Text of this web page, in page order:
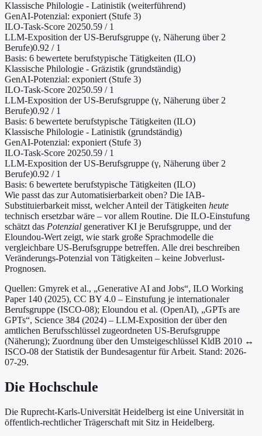
Klassische Philologie - Latinistik (weiterführend)
GenAI-Potenzial: exponiert (Stufe 3)
ILO-Task-Score 20250.59 / 1
LLM-Exposition der US-Berufsgruppe (γ, Näherung über 2
Berufe)0.92 / 1
Basis: 6 bewertete berufstypische Tätigkeiten (ILO)
Klassische Philologie - Gräzistik (grundständig)
GenAI-Potenzial: exponiert (Stufe 3)
ILO-Task-Score 20250.59 / 1
LLM-Exposition der US-Berufsgruppe (γ, Näherung über 2
Berufe)0.92 / 1
Basis: 6 bewertete berufstypische Tätigkeiten (ILO)
Klassische Philologie - Latinistik (grundständig)
GenAI-Potenzial: exponiert (Stufe 3)
ILO-Task-Score 20250.59 / 1
LLM-Exposition der US-Berufsgruppe (γ, Näherung über 2
Berufe)0.92 / 1
Basis: 6 bewertete berufstypische Tätigkeiten (ILO)
Wie passt das zur Automatisierbarkeit oben? Die IAB-
Substituierbarkeit misst, welcher Anteil der Tätigkeiten heute
technisch ersetzbar wäre – vor allem Routine. Die ILO-Einstufung
schätzt das Potenzial generativer KI je Berufsgruppe, und der
Eloundou-Wert zeigt, wie stark große Sprachmodelle die
vergleichbare US-Berufsgruppe betreffen. Alle drei beschreiben
Veränderungs-Potenzial von Tätigkeiten – keine Jobverlust-
Prognosen.
Quellen: Gmyrek et al., „Generative AI and Jobs“, ILO Working
Paper 140 (2025), CC BY 4.0 – Einstufung je internationaler
Berufsgruppe (ISCO-08); Eloundou et al. (OpenAI), „GPTs are
GPTs“, Science 384 (2024) – LLM-Exposition der über den
amtlichen Berufsschlüssel zugeordneten US-Berufsgruppe
(Näherung); Zuordnung über den Umsteigeschlüssel KldB 2010 ↔
ISCO-08 der Statistik der Bundesagentur für Arbeit. Stand: 2026-
07-29.
Die Hochschule
Die Ruprecht-Karls-Universität Heidelberg ist eine Universität in
öffentlich-rechtlicher Trägerschaft mit Sitz in Heidelberg.